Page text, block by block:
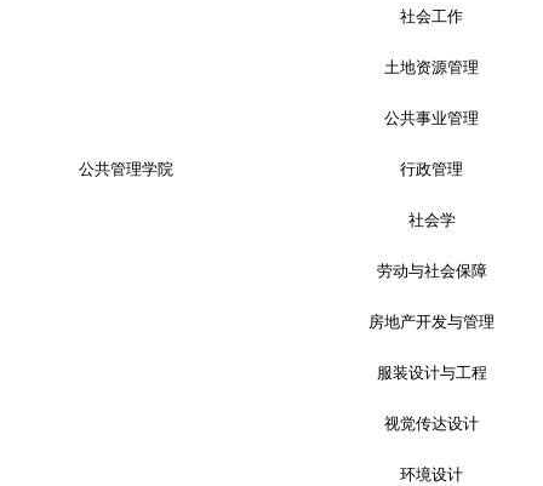
公共管理学院
社会工作
土地资源管理
公共事业管理
行政管理
社会学
劳动与社会保障
房地产开发与管理
服装设计与工程
视觉传达设计
环境设计